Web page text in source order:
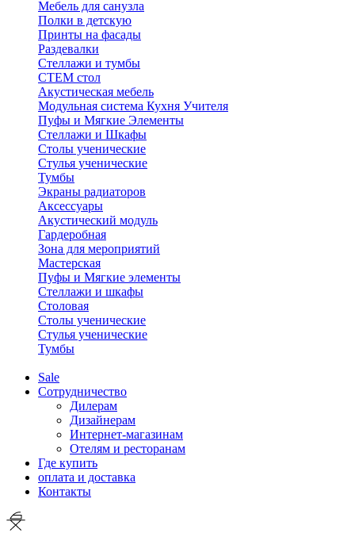
Мебель для санузла
Полки в детскую
Принты на фасады
Раздевалки
Стеллажи и тумбы
СТЕМ стол
Акустическая мебель
Модульная система Кухня Учителя
Пуфы и Мягкие Элементы
Стеллажи и Шкафы
Столы ученические
Стулья ученические
Тумбы
Экраны радиаторов
Аксессуары
Акустический модуль
Гардеробная
Зона для мероприятий
Мастерская
Пуфы и Мягкие элементы
Стеллажи и шкафы
Столовая
Столы ученические
Стулья ученические
Тумбы
Sale
Сотрудничество
Дилерам
Дизайнерам
Интернет-магазинам
Отелям и ресторанам
Где купить
оплата и доставка
Контакты